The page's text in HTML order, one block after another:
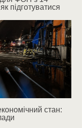
підготуватися
стан: